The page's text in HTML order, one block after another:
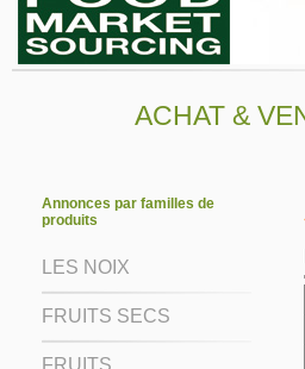
ACHAT &
Annonces par familles de
produits
LES NOIX
FRUITS SECS
FRUITS